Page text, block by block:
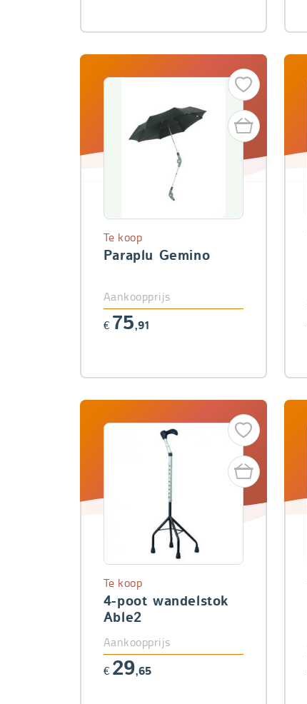
Paraplu Gemino
Te koop
Aankoopprijs
€ 75,91
4-poot wandelstok
Able2
Te koop
Aankoopprijs
€ 29,65